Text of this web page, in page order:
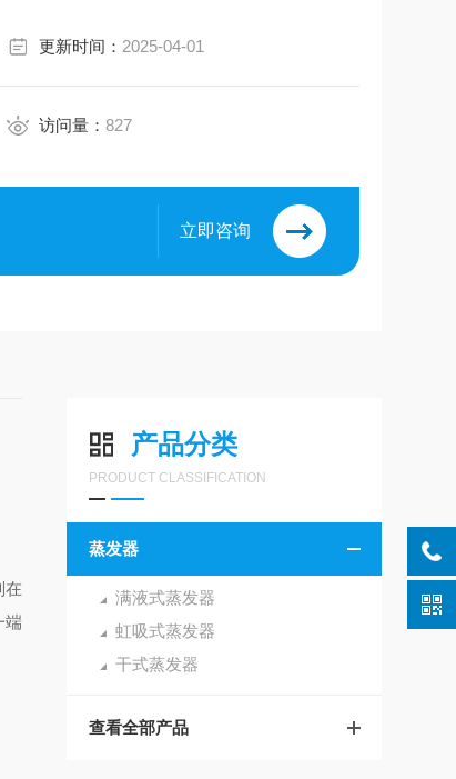
更新时间： 2025-04-01
访问量： 827
立即咨询
产品分类
PRODUCT CLASSIFICATION
蒸发器
满液式蒸发器
虹吸式蒸发器
干式蒸发器
查看全部产品
在
端